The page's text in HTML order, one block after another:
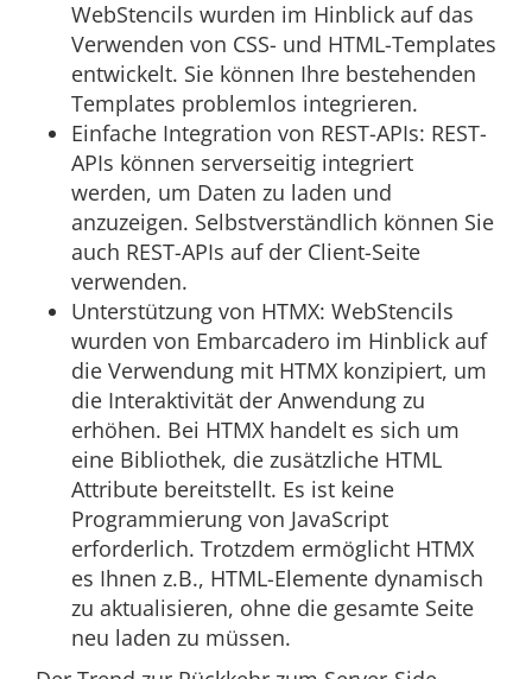
WebStencils wurden im Hinblick auf das
Verwenden von CSS- und HTML-Templates
entwickelt. Sie können Ihre bestehenden
Templates problemlos integrieren.
Einfache Integration von REST-APIs: REST-
APIs können serverseitig integriert
werden, um Daten zu laden und
anzuzeigen. Selbstverständlich können Sie
auch REST-APIs auf der Client-Seite
verwenden.
Unterstützung von HTMX: WebStencils
wurden von Embarcadero im Hinblick auf
die Verwendung mit HTMX konzipiert, um
die Interaktivität der Anwendung zu
erhöhen. Bei HTMX handelt es sich um
eine Bibliothek, die zusätzliche HTML
Attribute bereitstellt. Es ist keine
Programmierung von JavaScript
erforderlich. Trotzdem ermöglicht HTMX
es Ihnen z.B., HTML-Elemente dynamisch
zu aktualisieren, ohne die gesamte Seite
neu laden zu müssen.